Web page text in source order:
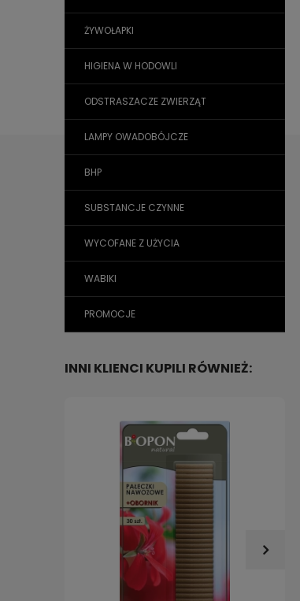
ŻYWOŁAPKI
HIGIENA W HODOWLI
ODSTRASZACZE ZWIERZĄT
LAMPY OWADOBÓJCZE
BHP
SUBSTANCJE CZYNNE
WYCOFANE Z UŻYCIA
WABIKI
PROMOCJE
INNI KLIENCI KUPILI RÓWNIEŻ: